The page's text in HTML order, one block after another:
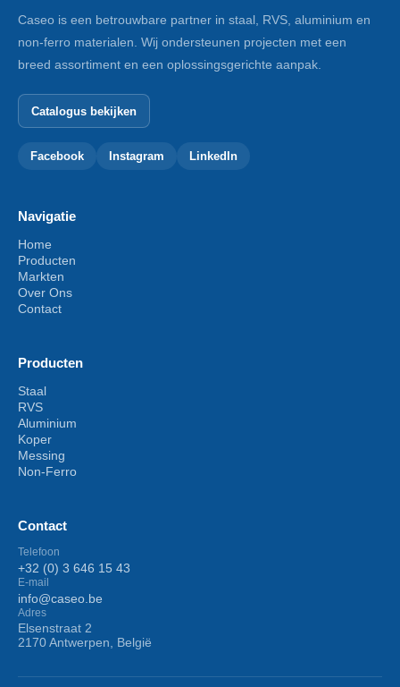
BULTE DICHTINGSRINGEN-M 4-PA
Caseo is een betrouwbare partner in staal, RVS, aluminium en
non-ferro materialen. Wij ondersteunen projecten met een
breed assortiment en een oplossingsgerichte aanpak.
Catalogus bekijken
Facebook Instagram LinkedIn
Navigatie
Home
Producten
Markten
Over Ons
Contact
Producten
Staal
RVS
Aluminium
Koper
Messing
Non-Ferro
Contact
Telefoon
+32 (0) 3 646 15 43
E-mail
info@caseo.be
Adres
Elsenstraat 2
2170 Antwerpen, België